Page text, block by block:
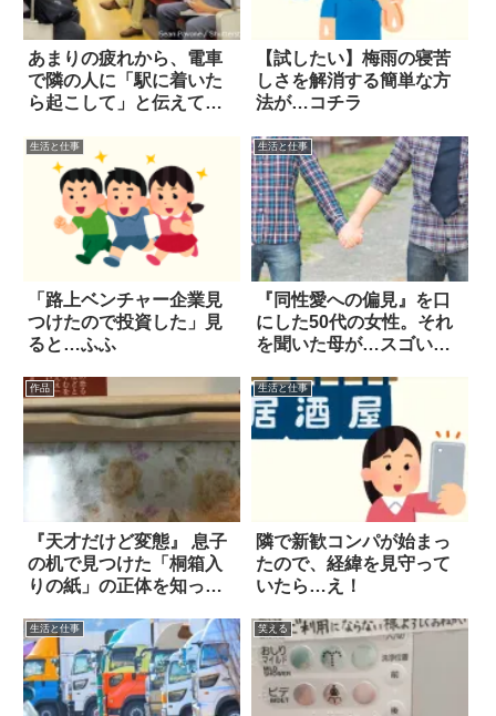
あまりの疲れから、電車
で隣の人に「駅に着いた
ら起こして」と伝えて眠
【試したい】梅雨の寝苦
しさを解消する簡単な方
法が…コチラ
生活と仕事
「路上ベンチャー企業見
つけたので投資した」見
ると…ふふ
生活と仕事
『同性愛への偏見』を口
にした50代の女性。それ
を聞いた母が…スゴい対
作品
『天才だけど変態』 息子
の机で見つけた「桐箱入
りの紙」の正体を知っ
生活と仕事
隣で新歓コンパが始まっ
たので、経緯を見守って
いたら…え！
生活と仕事 笑える